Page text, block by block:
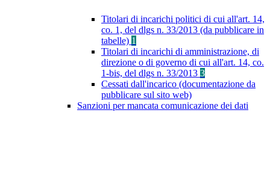
Titolari di incarichi politici di cui all'art. 14,
co. 1, del dlgs n. 33/2013 (da pubblicare in
tabelle) 1
Titolari di incarichi di amministrazione, di
direzione o di governo di cui all'art. 14, co.
1-bis, del dlgs n. 33/2013 3
Cessati dall'incarico (documentazione da
pubblicare sul sito web)
Sanzioni per mancata comunicazione dei dati